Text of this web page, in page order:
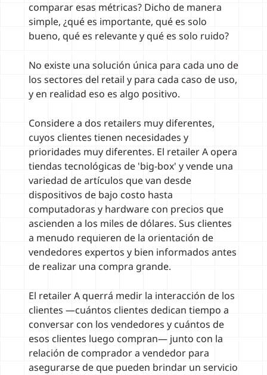
comparar esas métricas? Dicho de manera
simple, ¿qué es importante, qué es solo
bueno, qué es relevante y qué es solo ruido?
No existe una solución única para cada uno de
los sectores del retail y para cada caso de uso,
y en realidad eso es algo positivo.
Considere a dos retailers muy diferentes,
cuyos clientes tienen necesidades y
prioridades muy diferentes. El retailer A opera
tiendas tecnológicas de 'big-box' y vende una
variedad de artículos que van desde
dispositivos de bajo costo hasta
computadoras y hardware con precios que
ascienden a los miles de dólares. Sus clientes
a menudo requieren de la orientación de
vendedores expertos y bien informados antes
de realizar una compra grande.
El retailer A querrá medir la interacción de los
clientes —cuántos clientes dedican tiempo a
conversar con los vendedores y cuántos de
esos clientes luego compran— junto con la
relación de comprador a vendedor para
asegurarse de que pueden brindar un servicio